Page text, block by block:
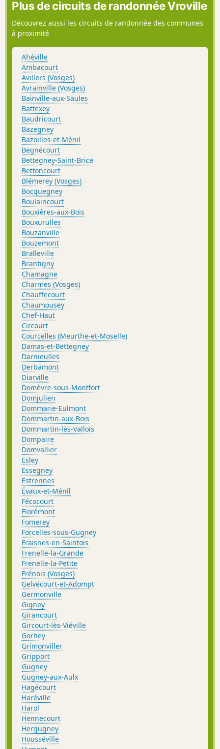
Plus de circuits de randonnée Vroville
Découvrez aussi les circuits de randonnée des communes
à proximité
Ahéville
Ambacourt
Avillers (Vosges)
Avrainville (Vosges)
Bainville-aux-Saules
Battexey
Baudricourt
Bazegney
Bazoilles-et-Ménil
Begnécourt
Bettegney-Saint-Brice
Bettoncourt
Blémerey (Vosges)
Bocquegney
Boulaincourt
Bouxières-aux-Bois
Bouxurulles
Bouzanville
Bouzemont
Bralleville
Brantigny
Chamagne
Charmes (Vosges)
Chauffecourt
Chaumousey
Chef-Haut
Circourt
Courcelles (Meurthe-et-Moselle)
Damas-et-Bettegney
Darnieulles
Derbamont
Diarville
Domèvre-sous-Montfort
Domjulien
Dommarie-Eulmont
Dommartin-aux-Bois
Dommartin-lès-Vallois
Dompaire
Domvallier
Esley
Essegney
Estrennes
Évaux-et-Ménil
Fécocourt
Florémont
Fomerey
Forcelles-sous-Gugney
Fraisnes-en-Saintois
Frenelle-la-Grande
Frenelle-la-Petite
Frénois (Vosges)
Gelvécourt-et-Adompt
Germonville
Gigney
Girancourt
Gircourt-lès-Viéville
Gorhey
Grimonviller
Gripport
Gugney
Gugney-aux-Aulx
Hagécourt
Haréville
Harol
Hennecourt
Hergugney
Housséville